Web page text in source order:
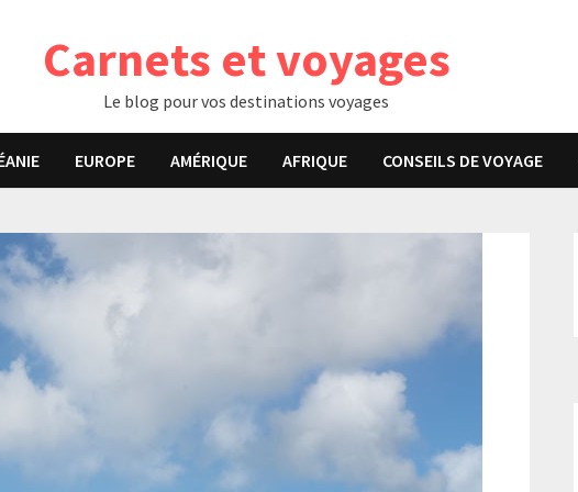
Carnets et voyages
Le blog pour vos destinations voyages
EUROPE AMÉRIQUE AFRIQUE CONSEILS DE VOYAGE